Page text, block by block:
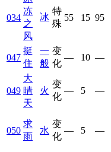
034
冻
之
风
冰
特
殊
55 15 95
047
挺
住
一
般
变
化
— 10 —
049
大
晴
天
火
变
化
— 5 —
050
求
雨
水
变
化
— 5 —